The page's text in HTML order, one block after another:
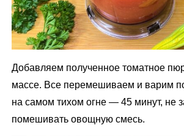
Добавляем полученное томатное
массе. Все перемешиваем и варим
на самом тихом огне — 45 минут, не
помешивать овощную смесь.